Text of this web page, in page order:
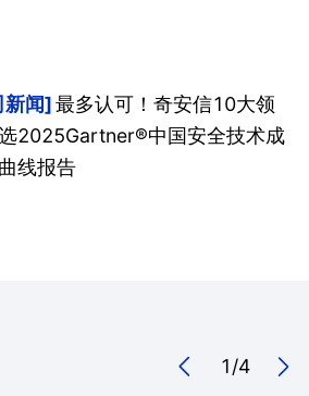
闻
最多认可！奇安信10大领
2025Gartner®中国安全技术成
线报告
1/4